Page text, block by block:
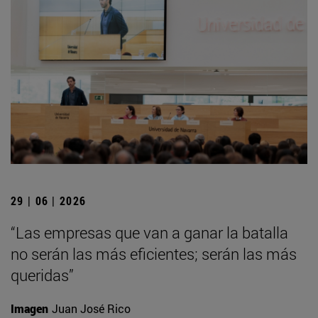
29 | 06 | 2026
“Las empresas que van a ganar la batalla
no serán las más eficientes; serán las más
queridas”
Imagen Juan José Rico